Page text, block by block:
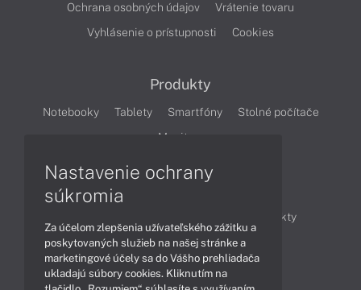
Ochrana osobných údajov
Vrátenie tovaru
Vyhlásenie o prístupnosti
Cookies
Produkty
Notebooky Tablety Smartfóny
Stolné počítače
Monitory
Produkty
Technológie
Videá
Nastavenie ochrany
súkromia
Za účelom zlepšenia užívateľského zážitku a
poskytovaných služieb na našej stránke a
marketingové účely sa do Vášho prehliadača
ukladajú súbory cookies. Kliknutím na